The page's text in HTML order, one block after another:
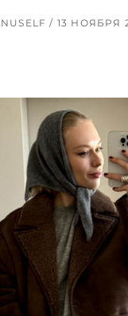
NUSELF/ 13 НОЯБРЯ